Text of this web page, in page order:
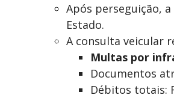
Após perseguição,
Estado.
A consulta veicular
Multas por
Documentos
Débitos totais: